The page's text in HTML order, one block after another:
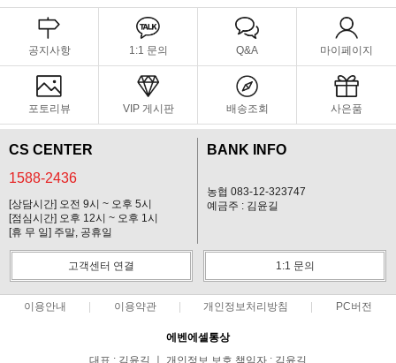
공지사항 1:1 문의 Q&A 마이페이지
포토리뷰 VIP 게시판 배송조회 사은품
CS CENTER
1588-2436
[상담시간] 오전 9시 ~ 오후 5시
[점심시간] 오후 12시 ~ 오후 1시
[휴 무 일] 주말, 공휴일
BANK INFO
농협 083-12-323747
예금주 : 김윤길
고객센터 연결 1:1 문의
이용안내 이용약관 개인정보처리방침 PC버전
에벤에셀통상
대표 : 김윤길 ㅣ 개인정보 보호 책임자 : 김윤길